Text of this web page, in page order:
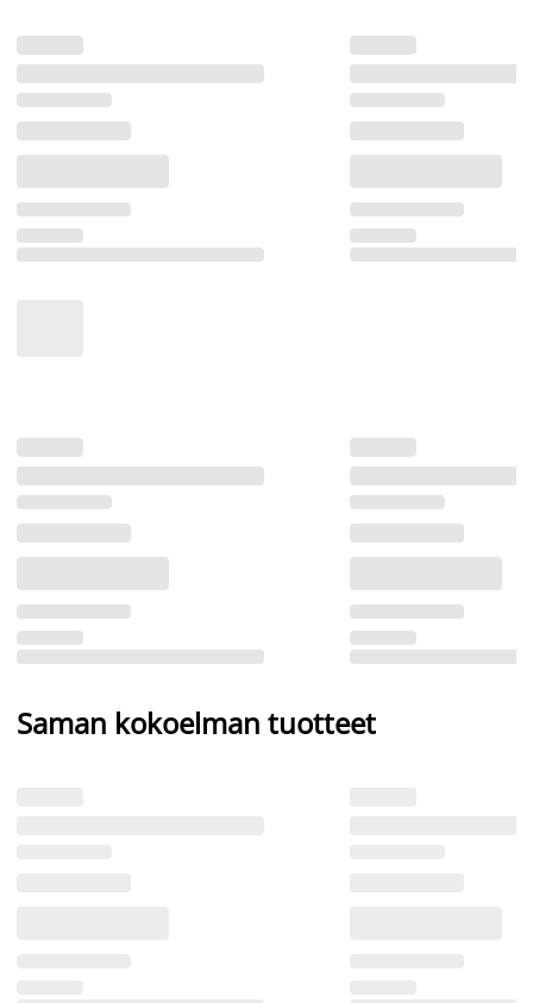
Saman kokoelman tuotteet